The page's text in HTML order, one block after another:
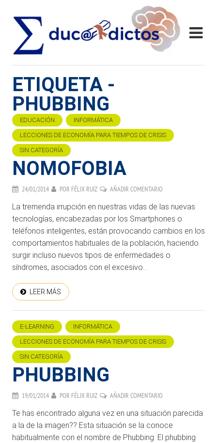
ETIQUETA -
PHUBBING
EDUCACIÓN INFORMÁTICA
LECCIONES DE ECONOMÍA PARA TIEMPOS DE CRISIS
SIN CATEGORÍA
NOMOFOBIA
24/01/2014 POR FÉLIX RUIZ AÑADIR COMENTARIO
La tremenda irrupción en nuestras vidas de las nuevas
tecnologías, encabezadas por los Smartphones o
teléfonos inteligentes, están provocando cambios en los
comportamientos habituales de la población, haciendo
surgir incluso nuevos tipos de enfermedades o
síndromes, asociados con el excesivo...
LEER MÁS
E-LEARNING INFORMÁTICA
LECCIONES DE ECONOMÍA PARA TIEMPOS DE CRISIS
SIN CATEGORÍA
PHUBBING
19/01/2014 POR FÉLIX RUIZ AÑADIR COMENTARIO
Te has encontrado alguna vez en una situación parecida
a la de la imagen?? Esta situación se la conoce
habitualmente con el nombre de Phubbing. El phubbing